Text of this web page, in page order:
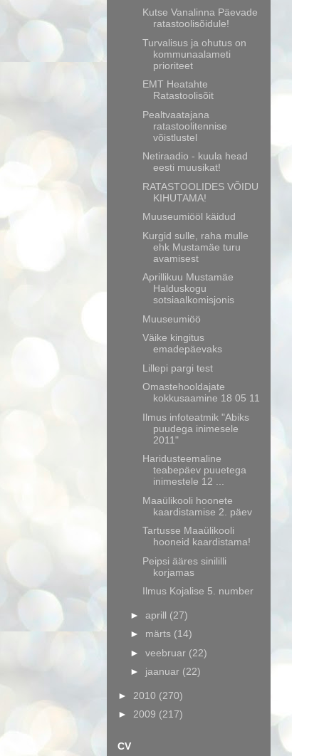
Kutse Vanalinna Päevade
ratastoolisõidule!
Turvalisus ja ohutus on
kommunaalameti
prioriteet
EMT Heatahte
Ratastoolisõit
Pealtvaatajana
ratastoolitennise
võistlustel
Netiraadio - kuula head
eesti muusikat!
RATASTOOLIDES VÕIDU
KIHUTAMA!
Muuseumiööl käidud
Kurgid sulle, raha mulle
ehk Mustamäe turu
avamisest
Aprillikuu Mustamäe
Halduskogu
sotsiaalkomisjonis
Muuseumiöö
Väike kingitus
emadepäevaks
Lillepi pargi test
Omastehooldajate
kokkusaamine 18 05 11
Ilmus infoteatmik "Abiks
puudega inimesele
2011"
Haridusteemaline
teabepäev puuetega
inimestele 12 ...
Maaülikooli hoonete
kaardistamise 2. päev
Tartusse Maaülikooli
hooneid kaardistama!
Peipsi ääres sinililli
korjamas
Ilmus Kojalise 5. number
► aprill (27)
► märts (14)
► veebruar (22)
► jaanuar (22)
► 2010 (270)
► 2009 (217)
CV